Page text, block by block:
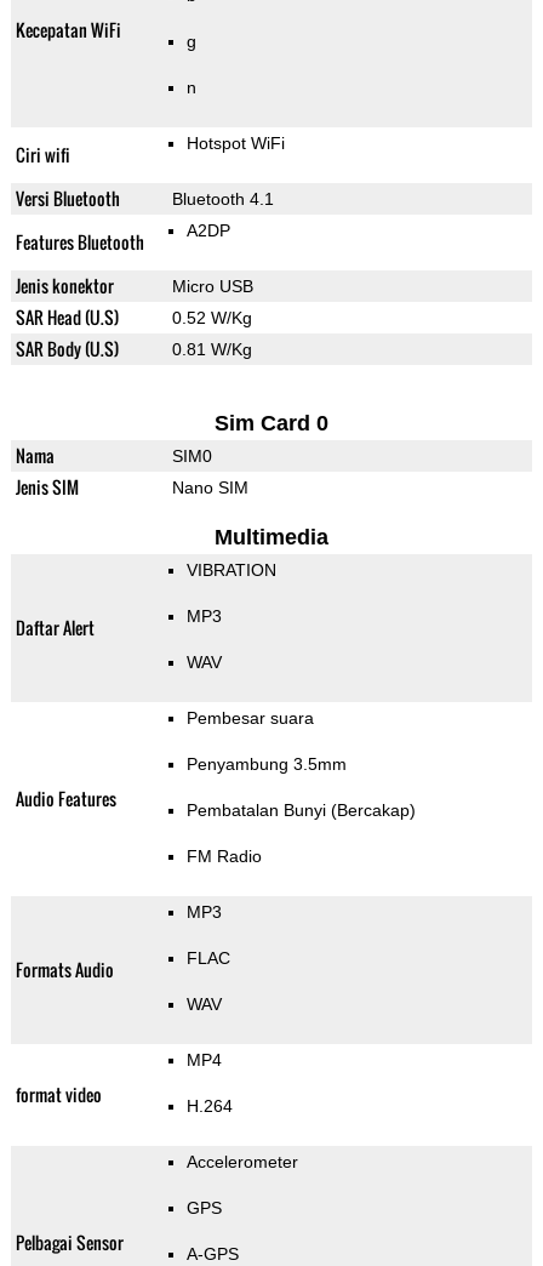
Kecepatan WiFi g
n
Ciri wifi Hotspot WiFi
Versi Bluetooth Bluetooth 4.1
Features Bluetooth A2DP
Jenis konektor Micro USB
SAR Head (U.S) 0.52 W/Kg
SAR Body (U.S) 0.81 W/Kg
Sim Card 0
Nama SIM0
Jenis SIM Nano SIM
Multimedia
Daftar Alert
VIBRATION
MP3
WAV
Audio Features
Pembesar suara
Penyambung 3.5mm
Pembatalan Bunyi (Bercakap)
FM Radio
Formats Audio
MP3
FLAC
WAV
format video
MP4
H.264
Pelbagai Sensor
Accelerometer
GPS
A-GPS